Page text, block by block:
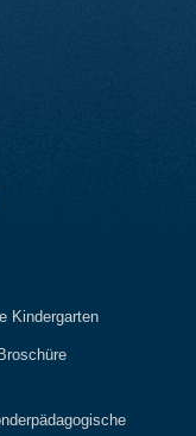
Kindergarten